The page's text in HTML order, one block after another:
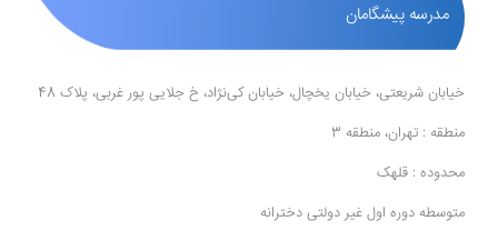
مدرسه پیشگامان
خیابان شریعتی، خیابان یخچال، خیابان کی‌نژاد، خ جلایی پور غربی، پلاک 48
منطقه : تهران، منطقه 3
محدوده : قلهک
متوسطه دوره اول غیر دولتی دخترانه